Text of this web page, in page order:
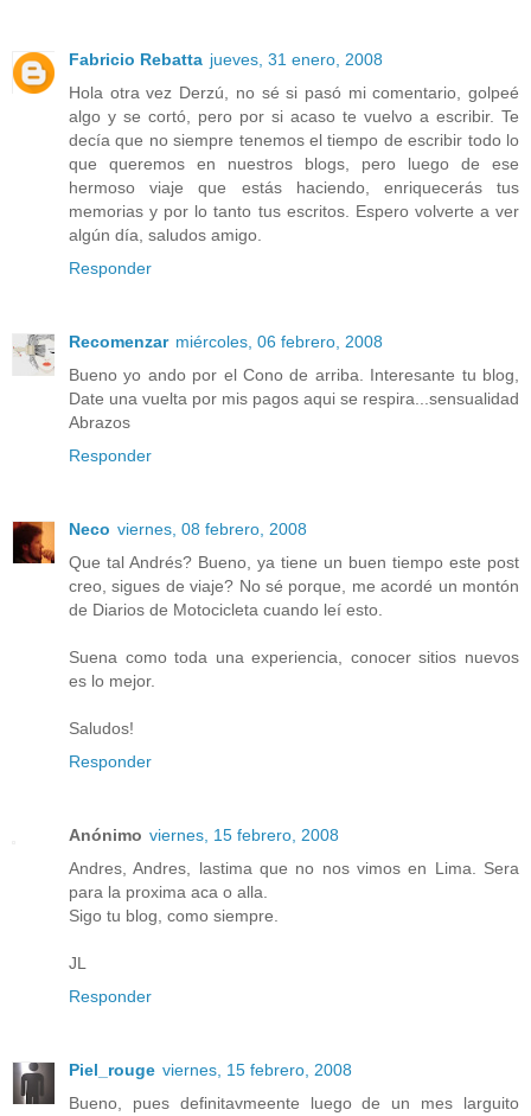
Fabricio Rebatta jueves, 31 enero, 2008
Hola otra vez Derzú, no sé si pasó mi comentario, golpeé
algo y se cortó, pero por si acaso te vuelvo a escribir. Te
decía que no siempre tenemos el tiempo de escribir todo lo
que queremos en nuestros blogs, pero luego de ese
hermoso viaje que estás haciendo, enriquecerás tus
memorias y por lo tanto tus escritos. Espero volverte a ver
algún día, saludos amigo.
Responder
Recomenzar miércoles, 06 febrero, 2008
Bueno yo ando por el Cono de arriba. Interesante tu blog,
Date una vuelta por mis pagos aqui se respira...sensualidad
Abrazos
Responder
Neco viernes, 08 febrero, 2008
Que tal Andrés? Bueno, ya tiene un buen tiempo este post
creo, sigues de viaje? No sé porque, me acordé un montón
de Diarios de Motocicleta cuando leí esto.
Suena como toda una experiencia, conocer sitios nuevos
es lo mejor.
Saludos!
Responder
Anónimo viernes, 15 febrero, 2008
Andres, Andres, lastima que no nos vimos en Lima. Sera
para la proxima aca o alla.
Sigo tu blog, como siempre.
JL
Responder
Piel_rouge viernes, 15 febrero, 2008
Bueno, pues definitavmeente luego de un mes larguito